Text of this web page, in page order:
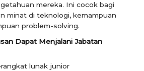
mereka. Ini cocok bagi
minat di teknologi, kemampuan
problem-solving.
Dapat Menjalani Jabatan
lunak junior